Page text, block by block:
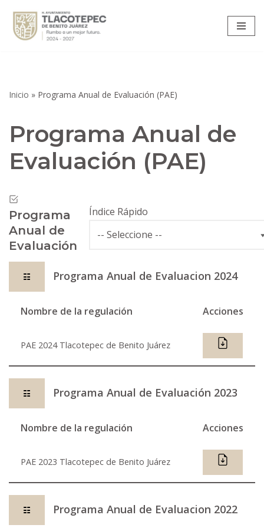
Saltar
Inicio » Programa Anual de Evaluación (PAE)
Programa Anual de
Evaluación (PAE)
Programa
Anual de
Evaluación
Índice Rápido
☷ Programa Anual de Evaluacion 2024
Nombre de la regulación Acciones
PAE 2024 Tlacotepec de Benito Juárez
☷ Programa Anual de Evaluación 2023
Nombre de la regulación Acciones
PAE 2023 Tlacotepec de Benito Juárez
☷ Programa Anual de Evaluacion 2022